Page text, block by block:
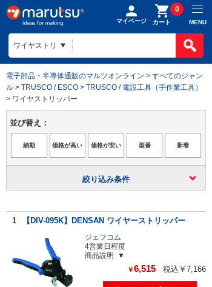
マイページ カート
0
MENU
電子部品・半導体通販のマルツオンライン > すべてのジャン
ル > TRUSCO / ESCO > TRUSCO / 電設工具（手作業工具）
> ワイヤストリッパー
並び替え：
絞り込み条件
1 【DIV-095K】DENSAN ワイヤーストリッパー
ジェフコム
4営業日程度
商品説明
￥6,515 税込￥7,166